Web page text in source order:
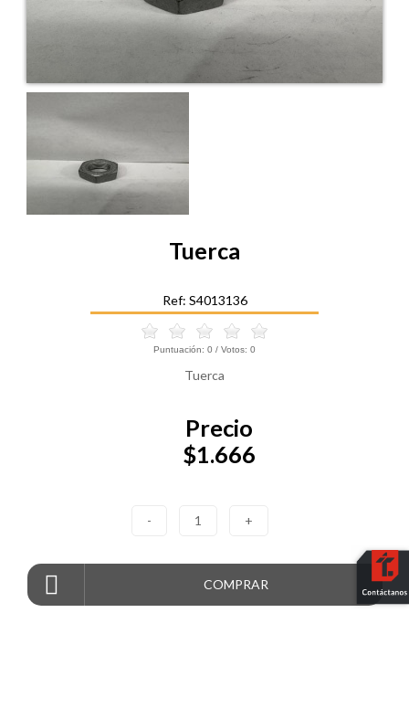
Tuerca
Ref: S4013136
Puntuación: 0 / Votos: 0
Tuerca
Precio
$1.666
- 1 +
COMPRAR